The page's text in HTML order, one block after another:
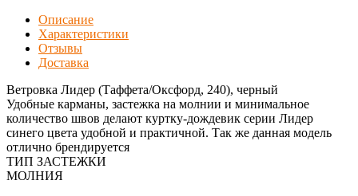
Описание
Характеристики
Отзывы
Доставка
Ветровка Лидер (Таффета/Оксфорд, 240), черный
Удобные карманы, застежка на молнии и минимальное
количество швов делают куртку-дождевик серии Лидер
синего цвета удобной и практичной. Так же данная модель
отлично брендируется
ТИП ЗАСТЕЖКИ
МОЛНИЯ